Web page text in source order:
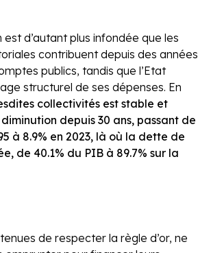
d’autant plus infondée que les
contribuent depuis des années
publics, tandis que l’Etat
structurel de ses dépenses. En
collectivités est stable et
depuis 30 ans, passant de
à 8.9% en 2023, là où la dette de
de 40.1% du PIB à 89.7% sur la
de respecter la règle d’or, ne